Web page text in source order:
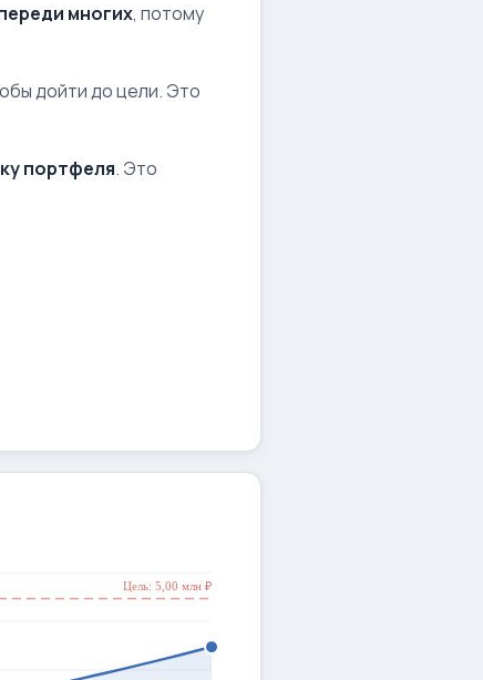
многих, потому
дойти до цели. Это
портфеля. Это